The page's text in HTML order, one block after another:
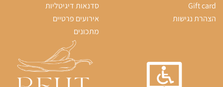
Gift card
הצהרת נגישות
סדנאות דיגיטליות
אירועים פרטיים
מתכונים